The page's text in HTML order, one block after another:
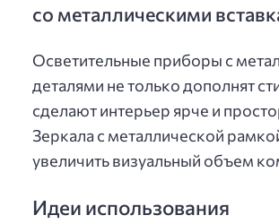
со металлическими
Осветительные приборы с
деталями не только дополнят
сделают интерьер ярче и
Зеркала с металлической
увеличить визуальный объем
Идеи использования